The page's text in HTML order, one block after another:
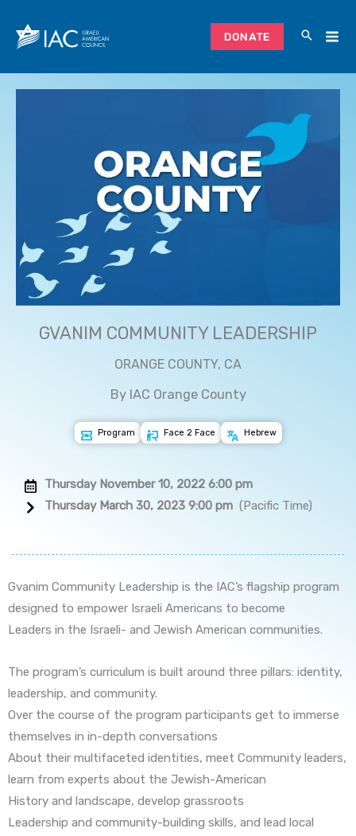
content
DONATE
GVANIM COMMUNITY LEADERSHIP
ORANGE COUNTY, CA
By IAC Orange County
Program Face 2 Face Hebrew
Thursday November 10, 2022 6:00 pm
Thursday March 30, 2023 9:00 pm (Pacific Time)
Gvanim Community Leadership is the IAC’s flagship program
designed to empower Israeli Americans to become
Leaders in the Israeli- and Jewish American communities.
The program’s curriculum is built around three pillars: identity,
leadership, and community.
Over the course of the program participants get to immerse
themselves in in-depth conversations
About their multifaceted identities, meet Community leaders,
learn from experts about the Jewish-American
History and landscape, develop grassroots
Leadership and community-building skills, and lead local